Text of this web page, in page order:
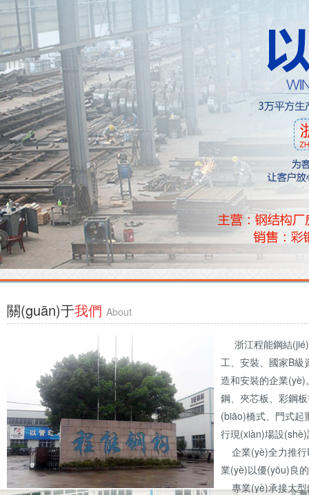
關(guān)于我們 About
浙江程能鋼結(jié)
工、安裝、國家
造和安裝的企業(yè)
鋼、夾芯板、彩
(biāo)橋式、門式
行現(xiàn)場設
企業(yè)全力推行
業(yè)以優(yōu)良的
專業(yè)承接大型鋼構